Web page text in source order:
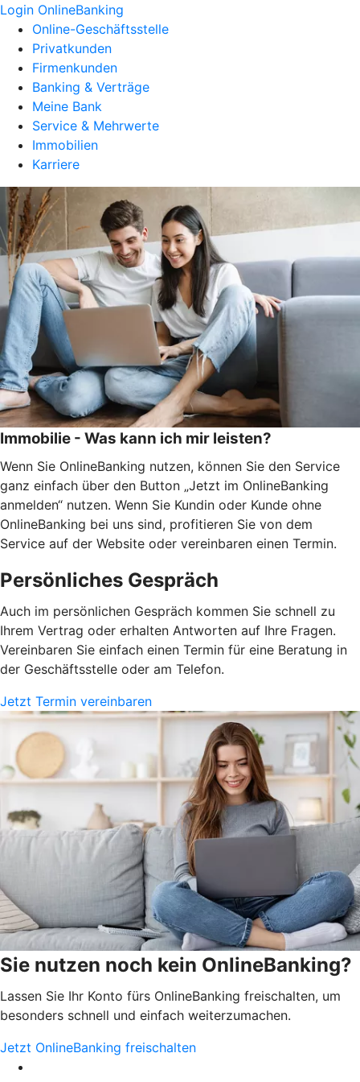
Login OnlineBanking
Online-Geschäftsstelle
Privatkunden
Firmenkunden
Banking & Verträge
Meine Bank
Service & Mehrwerte
Immobilien
Karriere
Immobilie - Was kann ich mir leisten?
Wenn Sie OnlineBanking nutzen, können Sie den Service
ganz einfach über den Button „Jetzt im OnlineBanking
anmelden“ nutzen. Wenn Sie Kundin oder Kunde ohne
OnlineBanking bei uns sind, profitieren Sie von dem
Service auf der Website oder vereinbaren einen Termin.
Persönliches Gespräch
Auch im persönlichen Gespräch kommen Sie schnell zu
Ihrem Vertrag oder erhalten Antworten auf Ihre Fragen.
Vereinbaren Sie einfach einen Termin für eine Beratung in
der Geschäftsstelle oder am Telefon.
Jetzt Termin vereinbaren
Sie nutzen noch kein OnlineBanking?
Lassen Sie Ihr Konto fürs OnlineBanking freischalten, um
besonders schnell und einfach weiterzumachen.
Jetzt OnlineBanking freischalten